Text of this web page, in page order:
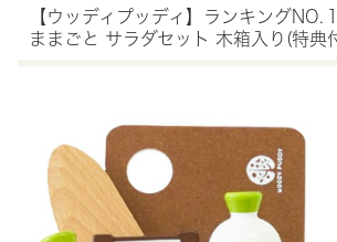
【ウッディプッディ】ランキングNO.
ままごと サラダセット 木箱入り(特典